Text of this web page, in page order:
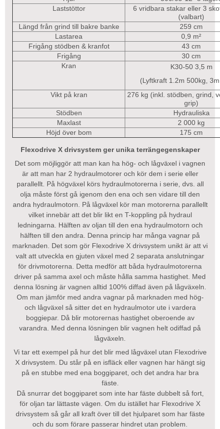
Laststöttor
6 vridbara stakar eller 3
(valbart)
Längd från grind till bakre banke
259 cm
Lastarea
0,9 m²
Frigång stödben & kranfot
43 cm
Frigång
30 cm
Kran
K30-50 3,5 m
(Lyftkraft 1.2m 500kg,
Vikt på kran
276 kg (inkl. stödben, grind,
grip)
Stödben
Hydrauliska
Maxlast
2 000 kg
Höjd över bom
175 cm
Flexodrive X drivsystem ger unika terrängegenskaper
Det som möjliggör att man kan ha hög- och lågväxel i vagnen
är att man har 2 hydraulmotorer och kör dem i serie eller
parallellt. På högväxel körs hydraulmotorerna i serie, dvs. all
olja måste först gå igenom den ena och sen vidare till den
andra hydraulmotorn. På lågväxel kör man motorerna parallellt
vilket innebär att det blir likt en T-koppling på hydraul
ledningarna. Hälften av oljan till den ena hydraulmotorn och
hälften till den andra. Denna princip har många vagnar på
marknaden. Det som gör Flexodrive X drivsystem unikt är att vi
valt att utveckla en gjuten växel med 2 separata anslutningar
för drivmotorerna. Detta medför att båda hydraulmotorerna
driver på samma axel och måste hålla samma hastighet. Med
denna lösning är vagnen alltid 100% diffad även på lågväxeln.
Om man jämför med andra vagnar på marknaden med hög-
och lågväxel så sitter det en hydraulmotor ute i vardera
boggiepar. Då blir motorernas hastighet oberoende av
varandra. Med denna lösningen blir vagnen helt odiffad på
lågväxeln.
Vi tar ett exempel på hur det blir med lågväxel utan Flexodrive
X drivsystem. Du står på en isfläck eller vagnen har hängt sig
på en stubbe med ena boggiparet, och det andra har bra
fäste.
Då snurrar det boggiparet som inte har fäste dubbelt så fort,
för oljan tar lättaste vägen. Om du istället har Flexodrive X
drivsystem så går all kraft över till det hjulparet som har fäste
och du som förare passerar hindret utan problem.